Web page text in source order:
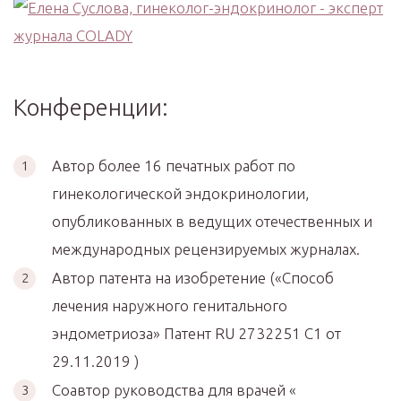
Конференции:
Автор более 16 печатных работ по
гинекологической эндокринологии,
опубликованных в ведущих отечественных и
международных рецензируемых журналах.
Автор патента на изобретение («Способ
лечения наружного генитального
эндометриоза» Патент RU 2732251 С1 от
29.11.2019 )
Соавтор руководства для врачей «